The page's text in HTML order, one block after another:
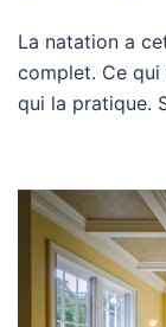
La natation a
complet. Ce qui
qui la pratique.